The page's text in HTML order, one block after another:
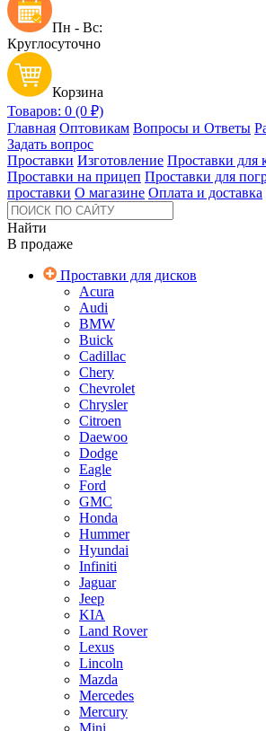
Пн - Вс:
Круглосуточно
Корзина
Товаров: 0 (0 ₽)
Главная Оптовикам Вопросы и Ответы
Задать вопрос
Проставки Изготовление Проставки для
Проставки на прицеп Проставки для
проставки О магазине Оплата и доставка
Найти
В продаже
Проставки для дисков
Acura
Audi
BMW
Buick
Cadillac
Chery
Chevrolet
Chrysler
Citroen
Daewoo
Dodge
Eagle
Ford
GMC
Honda
Hummer
Hyundai
Infiniti
Jaguar
Jeep
KIA
Land Rover
Lexus
Lincoln
Mazda
Mercedes
Mercury